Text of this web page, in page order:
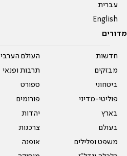
עברית
English
מדורים
חדשות
מבזקים
ביטחוני
פוליטי-מדיני
בארץ
בעולם
משפט ופלילים
העולם הערבי
תרבות ופנאי
ספורט
פורומים
יהדות
צרכנות
אופנה